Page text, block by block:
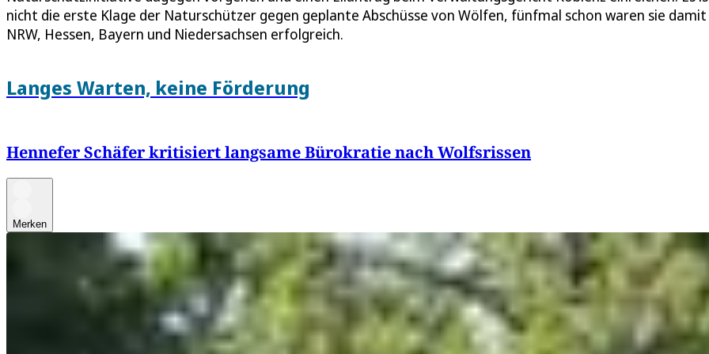
nicht die erste Klage der Naturschützer gegen geplante Abschüsse von Wölfen, fünfmal schon waren sie
NRW, Hessen, Bayern und Niedersachsen erfolgreich.
Langes Warten, keine Förderung
Hennefer Schäfer kritisiert langsame Bürokratie nach Wolfsrissen
Merken